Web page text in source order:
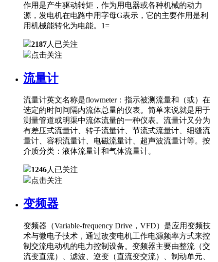
作用是产生驱动转矩，作为用电器或各种机械的动力
源，发电机在电路中用字母G表示，它的主要作用是利
用机械能转化为电能。1=
2187人已关注
点击关注
流量计
流量计英文名称是flowmeter：指示被测流量和（或）在
选定的时间间隔内流体总量的仪表。简单来说就是用于
测量管道或明渠中流体流量的一种仪表。流量计又分为
有差压式流量计、转子流量计、节流式流量计、细缝流
量计、容积流量计、电磁流量计、超声波流量计等。按
介质分类：液体流量计和气体流量计。
1246人已关注
点击关注
变频器
变频器（Variable-frequency Drive，VFD）是应用变频技
术与微电子技术，通过改变电机工作电源频率方式来控
制交流电动机的电力控制设备。变频器主要由整流（交
流变直流）、滤波、逆变（直流变交流）、制动单元、